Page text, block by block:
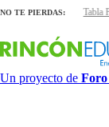
NO TE PIERDAS:
interactivas Tabla
Un proyecto de